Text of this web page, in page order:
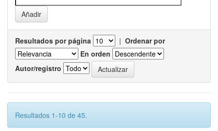
Resultados por página | Ordenar por
En orden
Autor/registro
Resultados 1-10 de 45.